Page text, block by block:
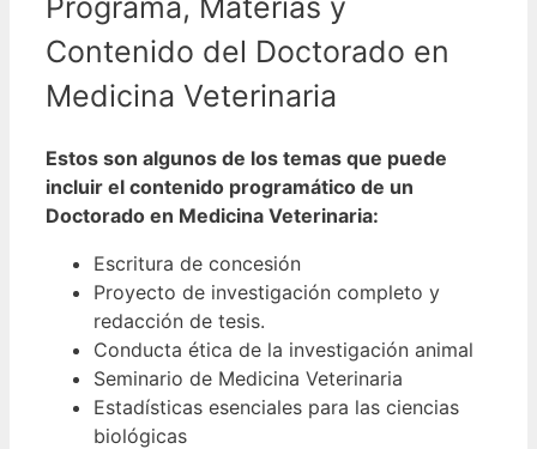
Programa, Materias y
Contenido del Doctorado en
Medicina Veterinaria
Estos son algunos de los temas que puede
incluir el contenido programático de un
Doctorado en Medicina Veterinaria:
Escritura de concesión
Proyecto de investigación completo y
redacción de tesis.
Conducta ética de la investigación animal
Seminario de Medicina Veterinaria
Estadísticas esenciales para las ciencias
biológicas